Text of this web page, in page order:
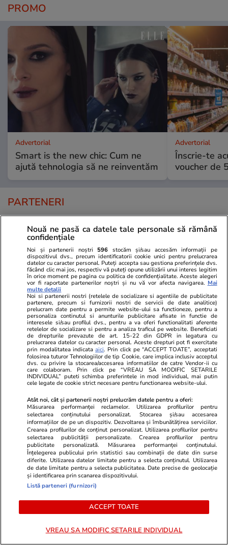
PROMO
Advertorial
Smart is the new chic: Cum ne
ajută tehnologia să ne reinventăm
Advertorial
Înscrie-te
voucher de
PARTENERI
Wowbiz.ro
Dragostea plutește la propriu pe
litoral! Doi îndrăgostiți au
transformat marea într-o scenă
de film romantic. Turiștii prezenți
Redactia.ro
Zodia care
minune în
curgă
POLITIC
Politică 12:05
Mutarea prin care AUR, S.O.S. și
POT au făcut front comun în
opoziție împotriva legii care
permite Armatei să doboare
dronele neautorizate. CCR a
Nouă ne pasă ca datele tale personale să rămână
confidențiale
Noi și partenerii noștri 596 stocăm și/sau accesăm informații pe
dispozitivul dvs., precum identificatorii cookie unici pentru prelucrarea
datelor cu caracter personal. Puteți accepta sau gestiona preferințele dvs.
făcând clic mai jos, respectiv vă puteți opune utilizării unui interes legitim
în orice moment pe pagina cu politica de confidențialitate. Aceste alegeri
vor fi raportate partenerilor noștri și nu vă vor afecta navigarea. Mai
multe detalii
Noi si partenerii nostri (retelele de socializare si agentiile de publicitate
partenere, precum si furnizorii nostri de servicii de date analitice)
prelucram date pentru a permite website-ului sa functioneze, pentru a
personaliza continutul si anunturile publicitare afisate in functie de
interesele si/sau profilul dvs., pentru a va oferi functionalitati aferente
retelelor de socializare si pentru a analiza traficul pe website. Beneficiati
de drepturile prevazute de art. 15-22 din GDPR in legatura cu
prelucrarea datelor cu caracter personal. Aceste drepturi pot fi exercitate
prin modalitatea indicataaici. Prin click pe “ACCEPT TOATE”, acceptati
folosirea tuturor Tehnologiilor de tip Cookie, care implica inclusiv acceptul
dvs. cu privire la stocarea/accesarea informatiilor de catre Vendor-ii cu
care colaboram. Prin click pe “VREAU SA MODIFIC SETARILE
INDIVIDUAL” puteti schimba preferintele in mod individual, mai putin
cele legate de cookie strict necesare pentru functionarea website-ului.
Atât noi, cât și partenerii noștri prelucrăm datele pentru a oferi:
Măsurarea performanței reclamelor. Utilizarea profilurilor pentru
selectarea conținutului personalizat. Stocarea și/sau accesarea
informațiilor de pe un dispozitiv. Dezvoltarea și îmbunătățirea serviciilor.
Crearea profilurilor de conținut personalizat. Utilizarea profilurilor pentru
selectarea publicității personalizate. Crearea profilurilor pentru
publicitate personalizată. Măsurarea performanței conținutului.
Înțelegerea publicului prin statistici sau combinații de date din surse
diferite. Utilizarea datelor limitate pentru a selecta conținutul. Utilizarea
de date limitate pentru a selecta publicitatea. Date precise de geolocație
și identificarea prin scanarea dispozitivului.
Listă parteneri (furnizori)
ACCEPT TOATE
VREAU SA MODIFIC SETARILE INDIVIDUAL